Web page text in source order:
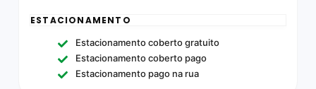
ESTACIONAMENTO
Estacionamento coberto gratuito
Estacionamento coberto pago
Estacionamento pago na rua